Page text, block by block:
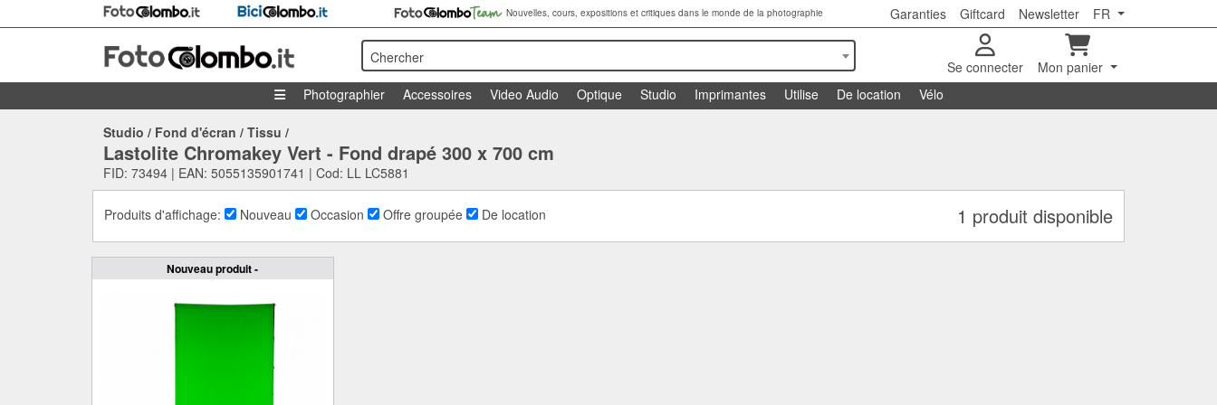
Nouvelles, cours, expositions et critiques dans le monde de la photographie Garanties Giftcard Newsletter FR
Chercher
Se connecter
Mon panier
Photographier
Accessoires Video Audio Optique Studio Imprimantes Utilise De location Vélo
Studio / Fond d'écran / Tissu /
Lastolite Chromakey Vert - Fond drapé 300 x 700 cm
FID: 73494 | EAN: 5055135901741 | Cod: LL LC5881
Produits d'affichage: Nouveau Occasion Offre groupée De location 1 produit disponible
Nouveau produit -